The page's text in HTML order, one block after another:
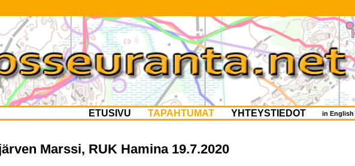
ETUSIVU TAPAHTUMAT YHTEYSTIEDOT in English
Marssi, RUK Hamina 19.7.2020